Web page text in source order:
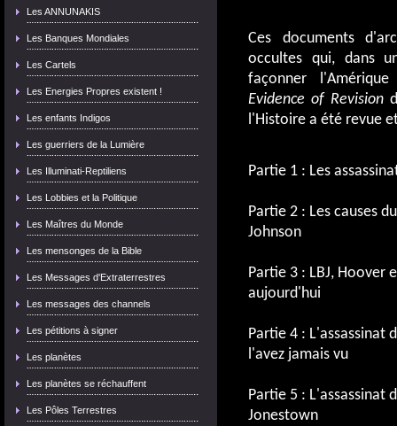
Les ANNUNAKIS
Les Banques Mondiales
Les Cartels
Les Energies Propres existent !
Les enfants Indigos
Les guerriers de la Lumière
Les Illuminati-Reptiliens
Les Lobbies et la Politique
Les Maîtres du Monde
Les mensonges de la Bible
Les Messages d'Extraterrestres
Les messages des channels
Les pétitions à signer
Les planètes
Les planètes se réchauffent
Les Pôles Terrestres
Ces documents
occultes qui, dans
façonner
Evidence of Revision
l'Histoire a été revue
Partie 1 : Les
Partie 2 : Les causes
Johnson
Partie 3 : LBJ, Hoover
aujourd'hui
Partie 4 : L'assassinat
l'avez jamais vu
Partie 5 : L'assassinat
Jonestown